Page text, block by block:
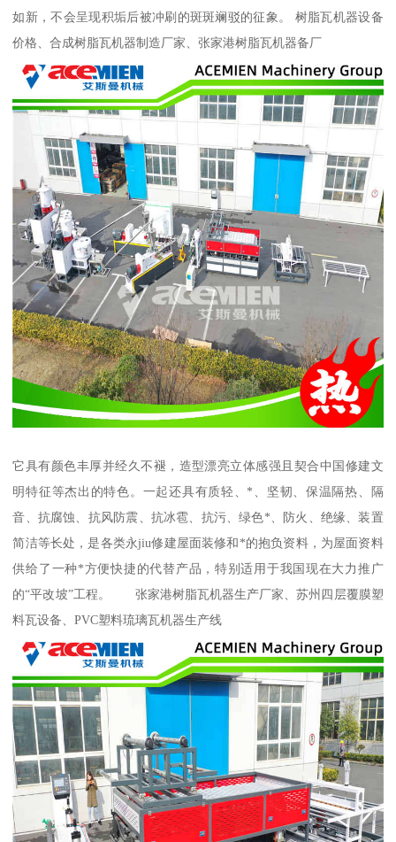
如新，不会呈现积垢后被冲刷的斑斑斓驳的征象。 树脂瓦机器设备
价格、合成树脂瓦机器制造厂家、张家港树脂瓦机器备厂
它具有颜色丰厚并经久不褪，造型漂亮立体感强且契合中国修建文
明特征等杰出的特色。一起还具有质轻、*、坚韧、保温隔热、隔
音、抗腐蚀、抗风防震、抗冰雹、抗污、绿色*、防火、绝缘、装置
简洁等长处，是各类永jiu修建屋面装修和*的抱负资料，为屋面资料
供给了一种*方便快捷的代替产品，特别适用于我国现在大力推广
的“平改坡”工程。 张家港树脂瓦机器生产厂家、苏州四层覆膜塑
料瓦设备、PVC塑料琉璃瓦机器生产线